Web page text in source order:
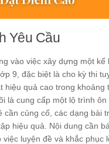
Yêu Cầu
vào việc xây dựng một kế
9, đặc biệt là cho kỳ thi
hiệu quả cao trong khoảng
là cung cấp một lộ trình
cần củng cố, các dạng bài
hiệu quả. Nội dung cần
luyện đề và khắc phục